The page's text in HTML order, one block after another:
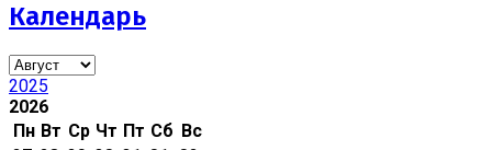
Календарь
2025
2026
Пн Вт Ср Чт Пт Сб Вс